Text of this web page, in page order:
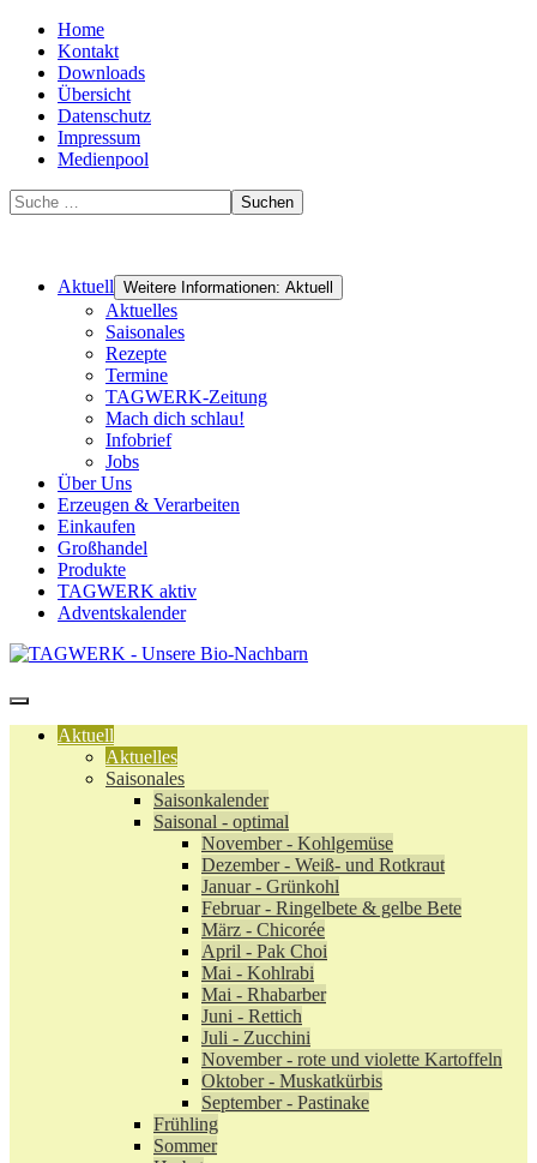
Home
Kontakt
Downloads
Übersicht
Datenschutz
Impressum
Medienpool
Suchen
Aktuell Weitere Informationen: Aktuell
Aktuelles
Saisonales
Rezepte
Termine
TAGWERK-Zeitung
Mach dich schlau!
Infobrief
Jobs
Über Uns
Erzeugen & Verarbeiten
Einkaufen
Großhandel
Produkte
TAGWERK aktiv
Adventskalender
Aktuell
Aktuelles
Saisonales
Saisonkalender
Saisonal - optimal
November - Kohlgemüse
Dezember - Weiß- und Rotkraut
Januar - Grünkohl
Februar - Ringelbete & gelbe Bete
März - Chicorée
April - Pak Choi
Mai - Kohlrabi
Mai - Rhabarber
Juni - Rettich
Juli - Zucchini
November - rote und violette Kartoffeln
Oktober - Muskatkürbis
September - Pastinake
Frühling
Sommer